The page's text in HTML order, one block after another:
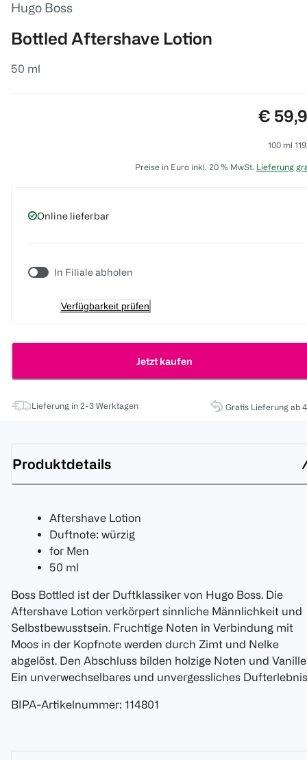
Hugo Boss
Bottled Aftershave Lotion
50 ml
Preis:
€
100 ml
Preise in Euro inkl. 20 % MwSt. Lieferung
Online lieferbar
In Filiale abholen
Verfügbarkeit prüfen
Jetzt kaufen
Lieferung in 2-3 Werktagen Gratis Lieferung ab
Produktdetails
Aftershave Lotion
Duftnote: würzig
for Men
50 ml
Boss Bottled ist der Duftklassiker von Hugo Boss. Die
Aftershave Lotion verkörpert sinnliche Männlichkeit und
Selbstbewusstsein. Fruchtige Noten in Verbindung mit
Moos in der Kopfnote werden durch Zimt und Nelke
abgelöst. Den Abschluss bilden holzige Noten und
Ein unverwechselbares und unvergessliches
BIPA-Artikelnummer: 114801